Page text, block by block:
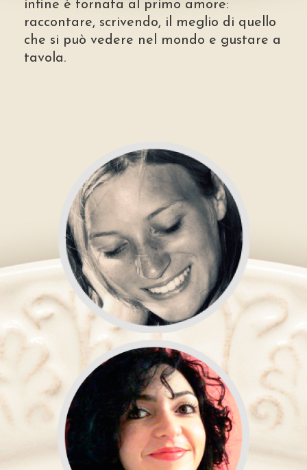
infine è tornata al primo amore:
raccontare, scrivendo, il meglio di quello
che si può vedere nel mondo e gustare a
tavola.